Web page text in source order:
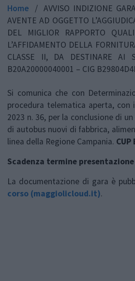
Home / AVVISO INDIZIONE
AVENTE AD OGGETTO
DEL MIGLIOR RAPPORTO
L’AFFIDAMENTO DELLA
CLASSE II, DA DESTINARE AI
B20A20000040001 – CIG
Si comunica che con
procedura telematica aperta, con
2023 n. 36, per la conclusione di
di autobus nuovi di fabbrica,
linea della Regione Campania. CUP
Scadenza termine presentazione
La documentazione di gara è
corso (maggiolicloud.it).